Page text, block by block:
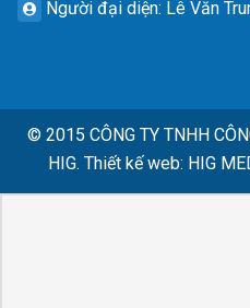
Người đại diện: Lê Văn
© 2015 CÔNG TY TNHH
HIG. Thiết kế web: HIG